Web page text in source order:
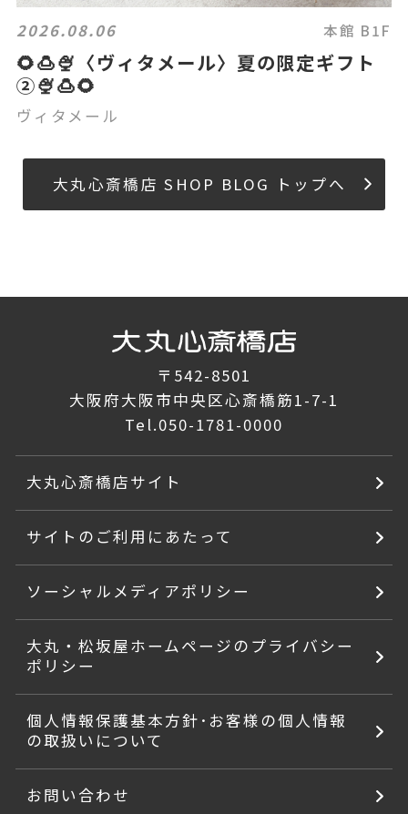
2026.08.06 本館 B1F
🌻🍮🍨〈ヴィタメール〉夏の限定ギフト
②🍨🍮🌻
ヴィタメール
大丸心斎橋店 SHOP BLOG トップへ
〒542-8501
大阪府大阪市中央区心斎橋筋1-7-1
Tel.050-1781-0000
大丸心斎橋店サイト
サイトのご利用にあたって
ソーシャルメディアポリシー
大丸・松坂屋ホームページのプライバシー
ポリシー
個人情報保護基本方針･お客様の個人情報
の取扱いについて
お問い合わせ